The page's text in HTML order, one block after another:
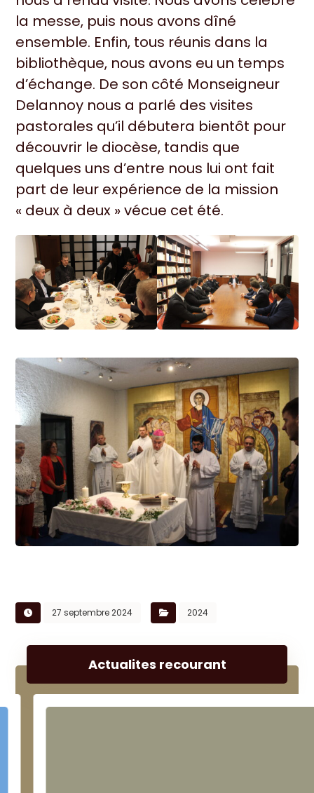
la messe, puis nous avons dîné
ensemble. Enfin, tous réunis dans la
bibliothèque, nous avons eu un temps
d’échange. De son côté Monseigneur
Delannoy nous a parlé des visites
pastorales qu’il débutera bientôt pour
découvrir le diocèse, tandis que
quelques uns d’entre nous lui ont fait
part de leur expérience de la mission
« deux à deux » vécue cet été.
27 septembre 2024 2024
Actualites recourant